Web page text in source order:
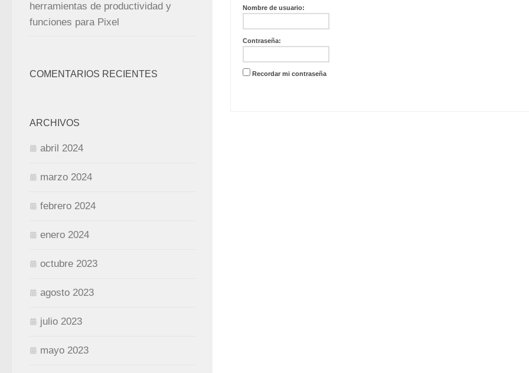
Nombre de usuario:
Contraseña:
Recordar mi contraseña
herramientas de productividad y
funciones para Pixel
COMENTARIOS RECIENTES
ARCHIVOS
abril 2024
marzo 2024
febrero 2024
enero 2024
octubre 2023
agosto 2023
julio 2023
mayo 2023